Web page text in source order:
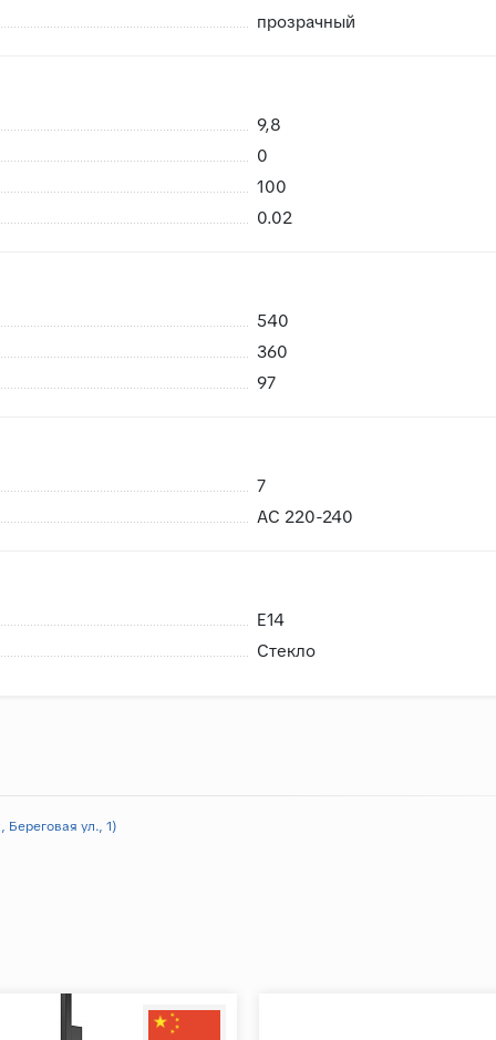
прозрачный
9,8
0
100
0.02
540
360
97
7
AC 220-240
E14
Стекло
брака
сразу заменить в случае каких либо повреждений
ул., 1)